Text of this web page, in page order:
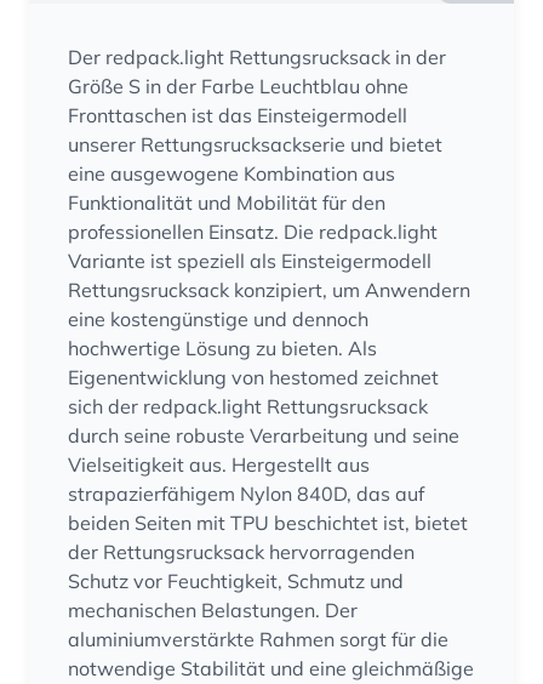
Der redpack.light Rettungsrucksack in der
Größe S in der Farbe Leuchtblau ohne
Fronttaschen ist das Einsteigermodell
unserer Rettungsrucksackserie und bietet
eine ausgewogene Kombination aus
Funktionalität und Mobilität für den
professionellen Einsatz. Die redpack.light
Variante ist speziell als Einsteigermodell
Rettungsrucksack konzipiert, um Anwendern
eine kostengünstige und dennoch
hochwertige Lösung zu bieten. Als
Eigenentwicklung von hestomed zeichnet
sich der redpack.light Rettungsrucksack
durch seine robuste Verarbeitung und seine
Vielseitigkeit aus. Hergestellt aus
strapazierfähigem Nylon 840D, das auf
beiden Seiten mit TPU beschichtet ist, bietet
der Rettungsrucksack hervorragenden
Schutz vor Feuchtigkeit, Schmutz und
mechanischen Belastungen. Der
aluminiumverstärkte Rahmen sorgt für die
notwendige Stabilität und eine gleichmäßige